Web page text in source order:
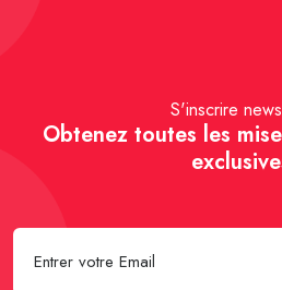
S'inscrire
Obtenez toutes les